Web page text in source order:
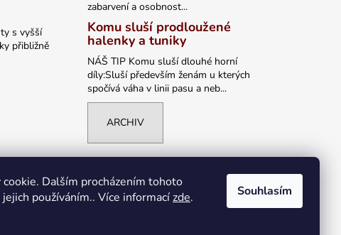
Dalším procházením tohoto
používáním.. Více informacízde. Souhlasím
s vyšší
přibližně
zabarvení a osobnost...
Komu sluší prodloužené
halenky a tuniky
NÁŠ TIP Komu sluší dlouhé horní
díly:Sluší především ženám u kterých
spočívá váha v linii pasu a neb...
ARCHIV